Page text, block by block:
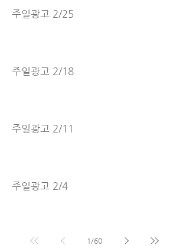
주일광고 2/25
주일광고 2/18
주일광고 2/11
주일광고 2/4
1/60